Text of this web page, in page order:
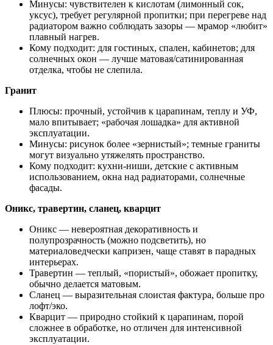
Минусы: чувствителен к кислотам (лимонный сок,
уксус), требует регулярной пропитки; при перегреве над
радиатором важно соблюдать зазоры — мрамор «любит»
плавный нагрев.
Кому подходит: для гостиных, спален, кабинетов; для
солнечных окон — лучше матовая/сатинированная
отделка, чтобы не слепила.
Гранит
Плюсы: прочный, устойчив к царапинам, теплу и УФ,
мало впитывает; «рабочая лошадка» для активной
эксплуатации.
Минусы: рисунок более «зернистый»; темные граниты
могут визуально утяжелять пространство.
Кому подходит: кухни-ниши, детские с активным
использованием, окна над радиаторами, солнечные
фасады.
Оникс, травертин, сланец, кварцит
Оникс — невероятная декоративность и
полупрозрачность (можно подсветить), но
материаловедчески капризен, чаще ставят в парадных
интерьерах.
Травертин — теплый, «пористый», обожает пропитку,
обычно делается матовым.
Сланец — выразительная слоистая фактура, больше про
лофт/эко.
Кварцит — природно стойкий к царапинам, порой
сложнее в обработке, но отличен для интенсивной
эксплуатации.